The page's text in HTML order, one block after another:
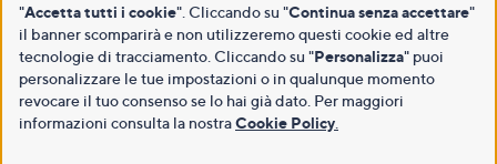
"Accetta tutti i cookie". Cliccando su "Continua senza accettare"
il banner scomparirà e non utilizzeremo questi cookie ed altre
tecnologie di tracciamento. Cliccando su "Personalizza" puoi
personalizzare le tue impostazioni o in qualunque momento
revocare il tuo consenso se lo hai già dato. Per maggiori
informazioni consulta la nostraCookie Policy